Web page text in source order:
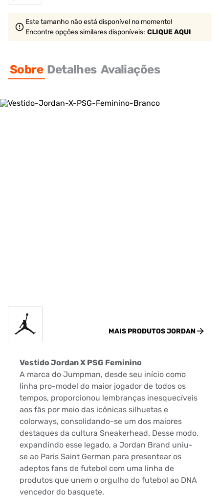
Este tamanho não está disponível no momento!
Encontre opções similaresdisponíveis: CLIQUE AQUI
Sobre Detalhes Avaliações
MAIS PRODUTOSJORDAN
Vestido Jordan X PSG Feminino
A marca do Jumpman, desde seu início como
linha pro-model do maior jogador de todos os
tempos, proporcionou lembranças inesquecíveis
aos fãs por meio das icônicas silhuetas e
colorways, consolidando-se um dos maiores
destaques da cultura Sneakerhead. Desse modo,
expandindo esse legado, a Jordan Brand uniu-
se ao Paris Saint German para presentear os
adeptos fans de futebol com uma linha de
produtos que unem o orgulho do futebol ao DNA
vencedor do basquete.